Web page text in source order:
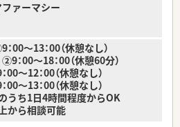
ァーマシー
00～13：00（休憩なし）
：00（休憩60分）
：00（休憩なし）
：00（休憩なし）
うち1日4時間程度からOK
から相談可能